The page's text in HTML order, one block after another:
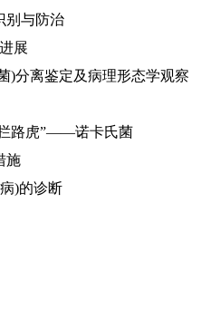
别与防治
展
)分离鉴定及病理形态学观察
拦路虎”——诺卡氏菌
施
)的诊断